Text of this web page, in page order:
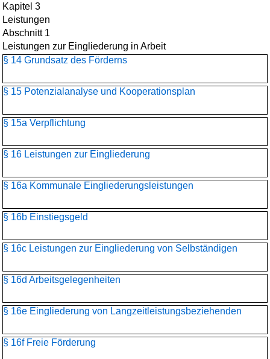
Kapitel 3
Leistungen
Abschnitt 1
Leistungen zur Eingliederung in Arbeit
§ 14 Grundsatz des Förderns
§ 15 Potenzialanalyse und Kooperationsplan
§ 15a Verpflichtung
§ 16 Leistungen zur Eingliederung
§ 16a Kommunale Eingliederungsleistungen
§ 16b Einstiegsgeld
§ 16c Leistungen zur Eingliederung von Selbständigen
§ 16d Arbeitsgelegenheiten
§ 16e Eingliederung von Langzeitleistungsbeziehenden
§ 16f Freie Förderung